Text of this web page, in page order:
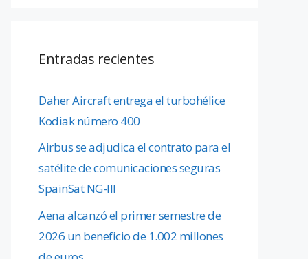
Entradas recientes
Daher Aircraft entrega el turbohélice
Kodiak número 400
Airbus se adjudica el contrato para el
satélite de comunicaciones seguras
SpainSat NG-III
Aena alcanzó el primer semestre de
2026 un beneficio de 1.002 millones